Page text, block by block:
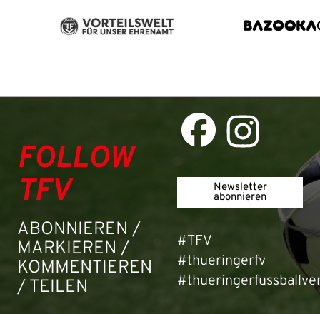
FOLLOW
TFV
ABONNIEREN /
MARKIEREN /
KOMMENTIEREN
/ TEILEN
Newsletter
abonnieren
#TFV
#thueringerfv